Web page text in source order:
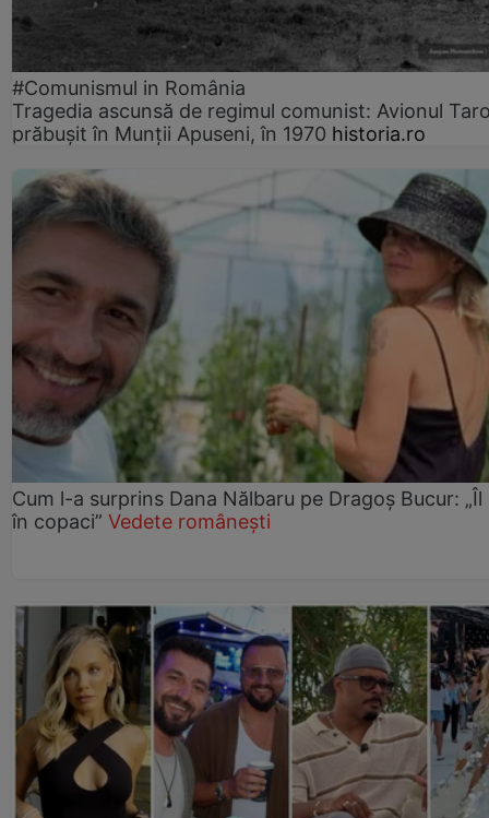
#Comunismul in România
Tragedia ascunsă de regimul comunist: Avionul
prăbușit în Munții Apuseni, în 1970 historia.ro
Cum l-a surprins Dana Nălbaru pe Dragoș Bucur: „Îl
în copaci” Vedete românești